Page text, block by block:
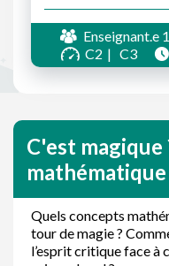
Enseignant.e
C2
C3
C'est magique
mathématique
Quels concepts
tour de magie ?
l’esprit critique face à